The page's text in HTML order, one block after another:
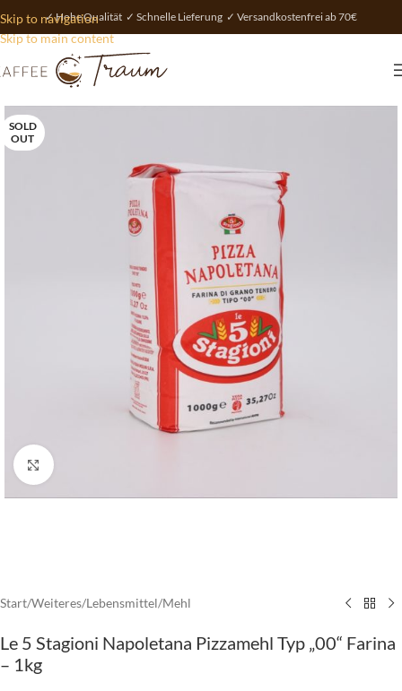
Skip to navigation
Skip to main content
✓ Hohe Qualität ✓ Schnelle Lieferung ✓ Versandkostenfrei ab 70€
SOLD
OUT
vergrößern
Start/Weiteres/Lebensmittel/Mehl
Le 5 Stagioni Napoletana Pizzamehl Typ „00“ Farina
– 1kg